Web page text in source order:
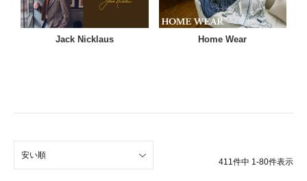
Jack Nicklaus Home Wear
安い順
411件中 1-80件表示